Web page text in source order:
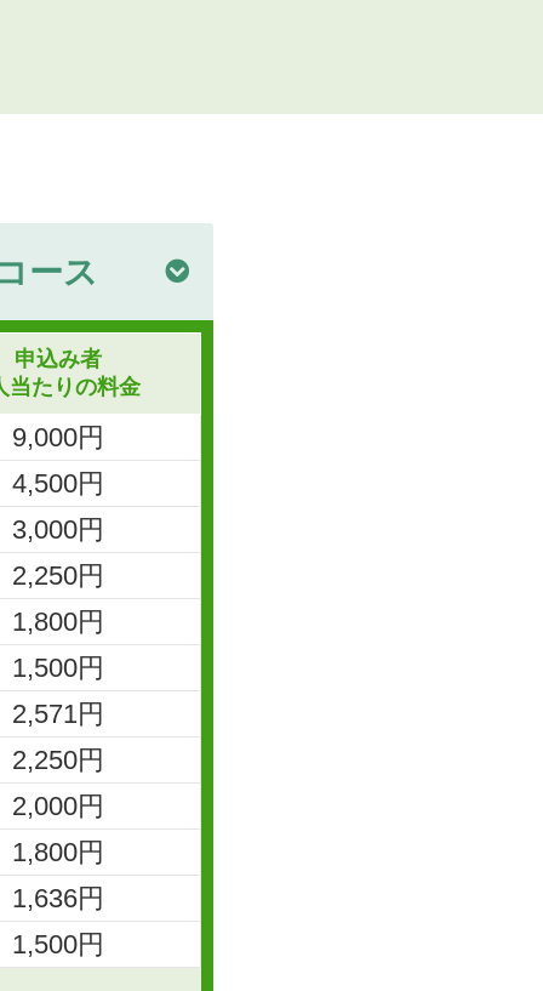
ース
申込み者
当たりの料金
9,000円
4,500円
3,000円
2,250円
1,800円
1,500円
2,571円
2,250円
2,000円
1,800円
1,636円
1,500円